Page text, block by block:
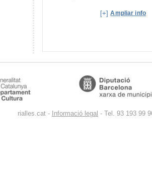
[+]Ampliar info
rialles.cat - Informació legal - Tel. 93 193 99